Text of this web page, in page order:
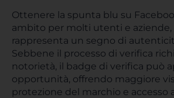
Ottenere la spunta blu su
ambito per molti utenti e
rappresenta un segno di
Sebbene il processo di verifica
notorietà, il badge di verifica può
opportunità, offrendo maggiore
protezione del marchio e accesso